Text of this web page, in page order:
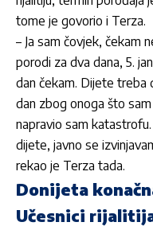
tome je govorio i Terza.
– Ja sam čovjek, čekam
porodi za dva dana, 5.
dan čekam. Dijete treba
dan zbog onoga što
napravio sam
dijete, javno se
rekao je Terza tada.
Donijeta
Učesnici